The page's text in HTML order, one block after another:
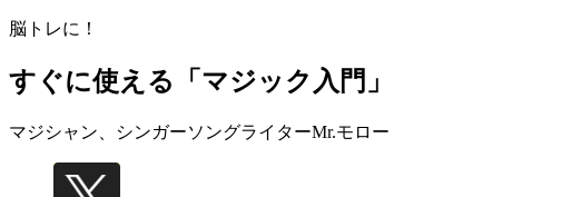
脳トレに！
すぐに使える「マジック入門」
マジシャン、シンガーソングライターMr.モロー